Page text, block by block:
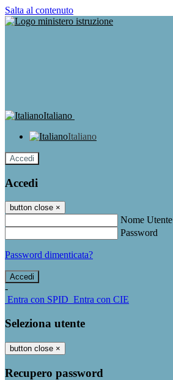
Salta al contenuto
Italiano
Italiano
Accedi
Accedi
button close ×
Nome Utente
Password
Password dimenticata?
-
Entra con SPID Entra con CIE
Seleziona utente
button close ×
Recupero password